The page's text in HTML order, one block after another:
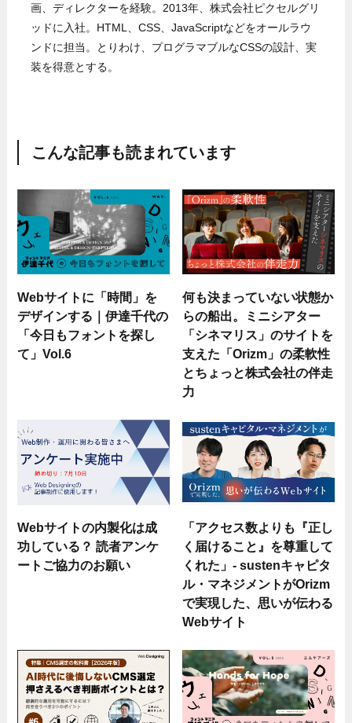
画、ディレクターを経験。2013年、株式会社ピクセルグリ
ッドに入社。HTML、CSS、JavaScriptなどをオールラウ
ンドに担当。とりわけ、プログラマブルなCSSの設計、実
装を得意とする。
こんな記事も読まれています
Webサイトに「時間」を
デザインする｜伊達千代の
「今日もフォントを探し
て」Vol.6
何も決まっていない状態か
らの船出。ミニシアター
「シネマリス」のサイトを
支えた「Orizm」の柔軟性
とちょっと株式会社の伴走
力
Webサイトの内製化は成
功している？ 読者アンケ
ートご協力のお願い
「アクセス数よりも『正し
く届けること』を尊重して
くれた」- sustenキャピタ
ル・マネジメントがOrizm
で実現した、思いが伝わる
Webサイト